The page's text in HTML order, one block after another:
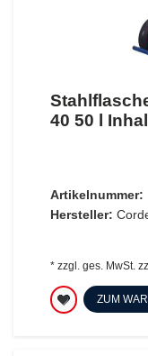
40 50 l
Artikelnummer:
Hersteller:
* zzgl. ges. MwSt.
ZUM